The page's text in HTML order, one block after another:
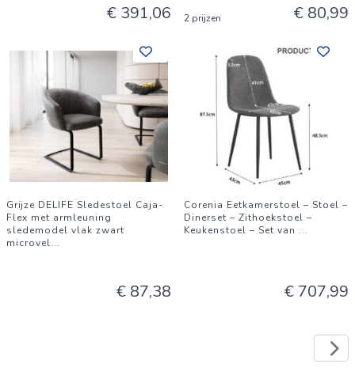
€ 391,06 2 prijzen € 80,99
Grijze DELIFE Sledestoel Caja-
Flex met armleuning
sledemodel vlak zwart
microvel...
€ 87,38
Corenia Eetkamerstoel – Stoel –
Dinerset – Zithoekstoel –
Keukenstoel – Set van ...
€ 707,99